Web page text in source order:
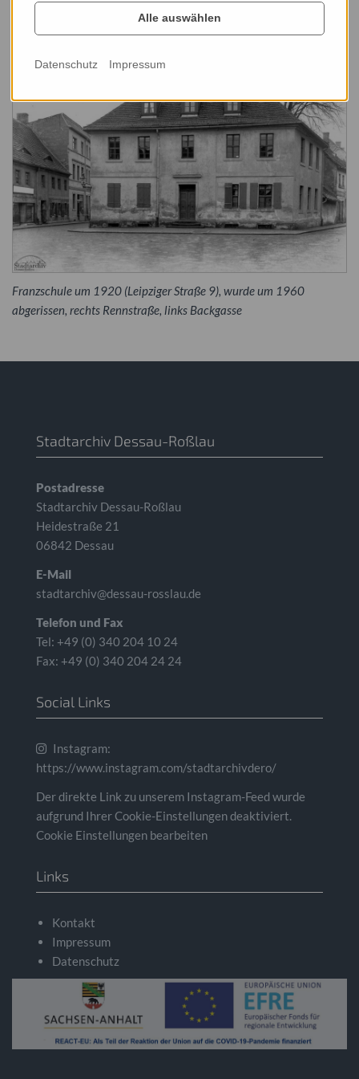
Franzschule um 1920 (Leipziger Straße 9), wurde um 1960
abgerissen, rechts Rennstraße, links Backgasse
Stadtarchiv Dessau-Roßlau
Postadresse
Stadtarchiv Dessau-Roßlau
Heidestraße 21
06842 Dessau
E-Mail
stadtarchiv@dessau-rosslau.de
Telefon und Fax
Tel: +49 (0) 340 204 10 24
Fax: +49 (0) 340 204 24 24
Social Links
Instagram:
https://www.instagram.com/stadtarchivdero/
Der direkte Link zu unserem Instagram-Feed wurde
aufgrund Ihrer Cookie-Einstellungen deaktiviert.
Cookie Einstellungen bearbeiten
Links
Kontakt
Impressum
Datenschutz
Alle auswählen
Datenschutz Impressum